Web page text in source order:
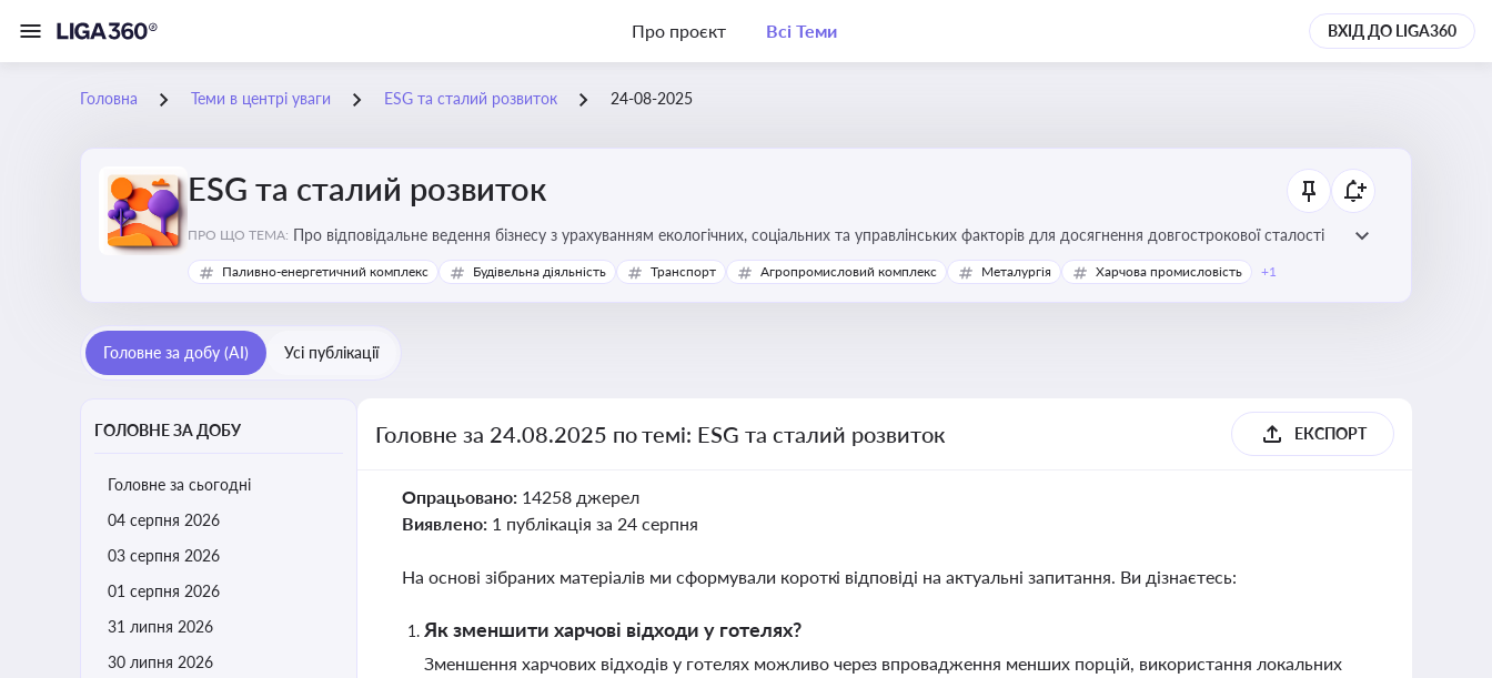
Про проєкт Всі Теми ВХІД ДО LIGA360
Головна Теми в центрі уваги ESG та сталий розвиток 24-08-2025
ESG та сталий розвиток
ПРО ЩО ТЕМА: Про відповідальне ведення бізнесу з урахуванням екологічних, соціальних та управлінських факторів для досягнення довгострокової сталості
Паливно-енергетичний комплекс Будівельна діяльність Транспорт Агропромисловий комплекс Металургія Харчова промисловість +1
Головне за добу (AI) Усі публікації
ГОЛОВНЕ ЗА ДОБУ
Головне за сьогодні
04 серпня 2026
03 серпня 2026
01 серпня 2026
31 липня 2026
30 липня 2026
Головне за 24.08.2025 по темі: ESG та сталий розвиток ЕКСПОРТ
Опрацьовано: 14258 джерел
Виявлено: 1 публікація за 24 серпня
На основі зібраних матеріалів ми сформували короткі відповіді на актуальні запитання. Ви дізнаєтесь:
Як зменшити харчові відходи у готелях?
Зменшення харчових відходів у готелях можливо через впровадження менших порцій, використання локальних